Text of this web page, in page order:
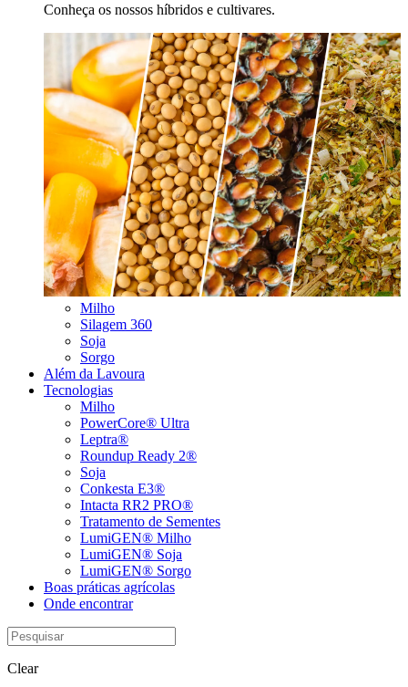
Conheça os nossos híbridos e cultivares.
Milho
Silagem 360
Soja
Sorgo
Além da Lavoura
Tecnologias
Milho
PowerCore® Ultra
Leptra®
Roundup Ready 2®
Soja
Conkesta E3®
Intacta RR2 PRO®
Tratamento de Sementes
LumiGEN® Milho
LumiGEN® Soja
LumiGEN® Sorgo
Boas práticas agrícolas
Onde encontrar
Clear